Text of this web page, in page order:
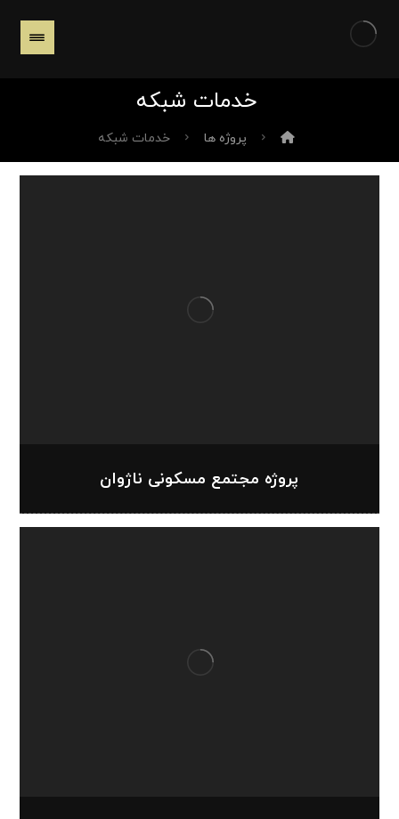
خدمات شبکه
پروژه ها خدمات شبکه
پروژه مجتمع مسکونی ناژوان